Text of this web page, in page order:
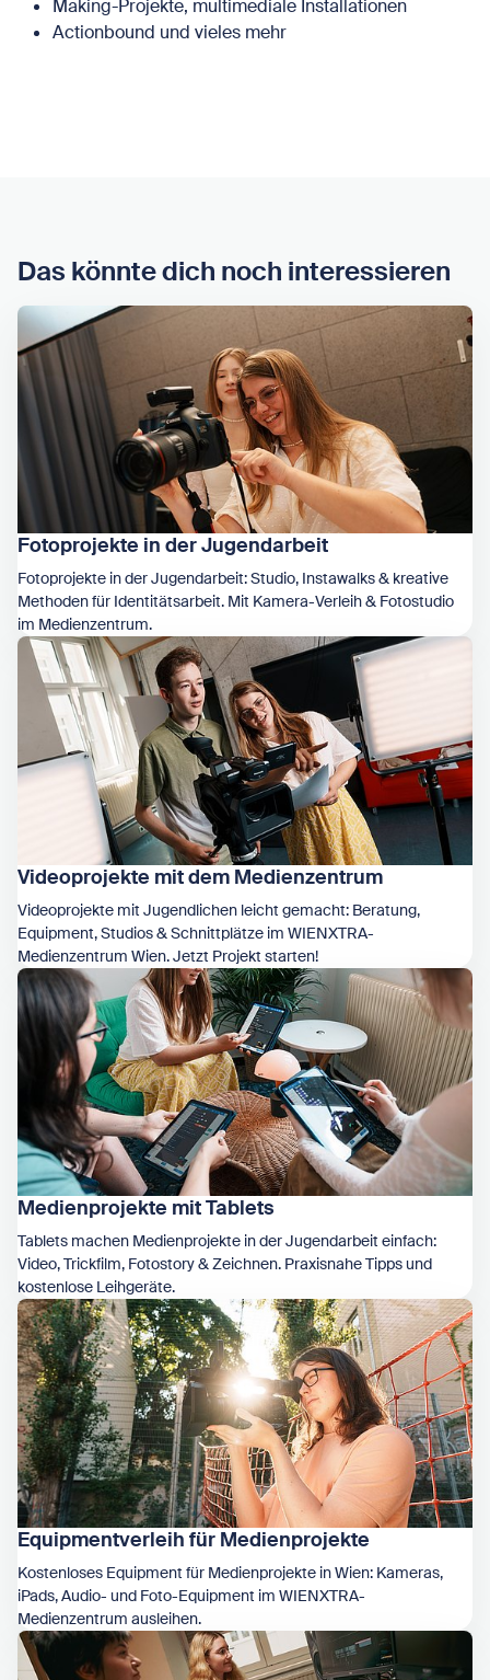
Making-Projekte, multimediale Installationen
Actionbound und vieles mehr
Das könnte dich noch interessieren
Fotoprojekte in der Jugendarbeit
Fotoprojekte in der Jugendarbeit: Studio, Instawalks & kreative
Methoden für Identitätsarbeit. Mit Kamera-Verleih & Fotostudio
im Medienzentrum.
Zeige Fotoprojekte in der Jugendarbeit
Videoprojekte mit dem Medienzentrum
Videoprojekte mit Jugendlichen leicht gemacht: Beratung,
Equipment, Studios & Schnittplätze im WIENXTRA-
Medienzentrum Wien. Jetzt Projekt starten!
Zeige Videoprojekte mit dem Medienzentrum
Medienprojekte mit Tablets
Tablets machen Medienprojekte in der Jugendarbeit einfach:
Video, Trickfilm, Fotostory & Zeichnen. Praxisnahe Tipps und
kostenlose Leihgeräte.
Zeige Medienprojekte mit Tablets
Equipmentverleih für Medienprojekte
Kostenloses Equipment für Medienprojekte in Wien: Kameras,
iPads, Audio- und Foto-Equipment im WIENXTRA-
Medienzentrum ausleihen.
Zeige Equipmentverleih für Medienprojekte